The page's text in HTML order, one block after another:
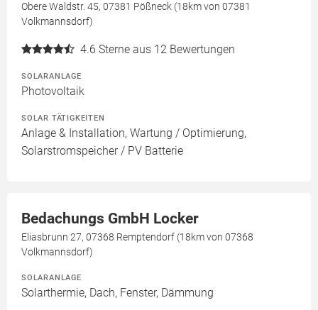
Obere Waldstr. 45, 07381 Pößneck (18km von 07381
Volkmannsdorf)
4.6 Sterne aus 12 Bewertungen
SOLARANLAGE
Photovoltaik
SOLAR TÄTIGKEITEN
Anlage & Installation, Wartung / Optimierung,
Solarstromspeicher / PV Batterie
Bedachungs GmbH Locker
Eliasbrunn 27, 07368 Remptendorf (18km von 07368
Volkmannsdorf)
SOLARANLAGE
Solarthermie, Dach, Fenster, Dämmung